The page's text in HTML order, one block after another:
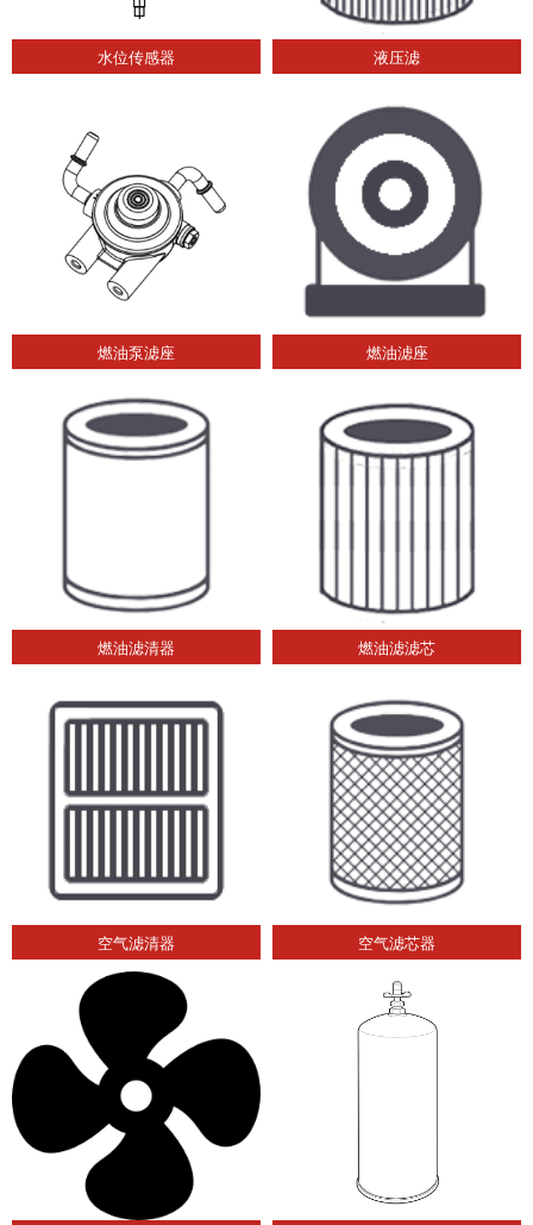
水位传感器 液压滤
燃油泵滤座 燃油滤座
燃油滤清器 燃油滤滤芯
空气滤清器 空气滤芯器